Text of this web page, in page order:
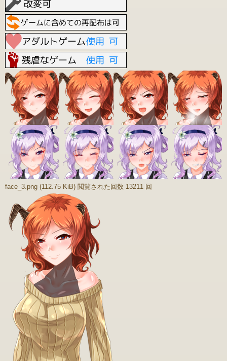
face_3.png (112.75 KiB) 閲覧された回数 13211 回